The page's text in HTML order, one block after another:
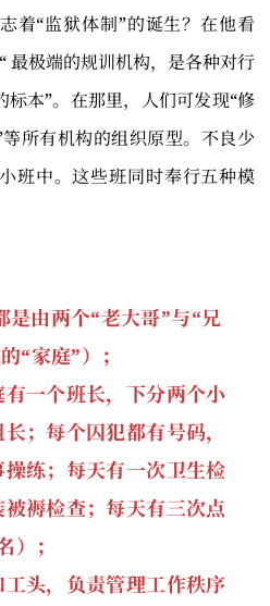
着“监狱体制”的诞生？在他看
最极端的规训机构，是各种对行
本”。在那里，人们可发现“修
所有机构的组织原型。不良少
班中。这些班同时奉行五种模
是由两个“老大哥”与“兄
“家庭”）；
一个班长，下分两个小
；每个囚犯都有号码，
练；每天有一次卫生检
褥检查；每天有三次点
）；
头，负责管理工作秩序